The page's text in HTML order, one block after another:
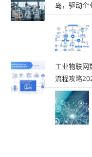
岛，驱动企
工业物联网
流程攻略